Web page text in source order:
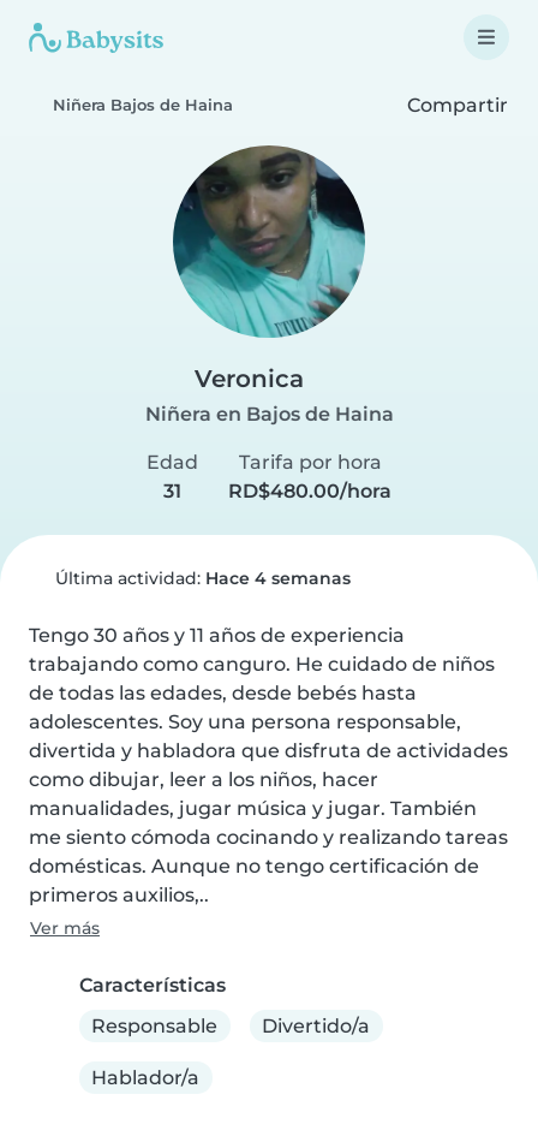
Niñera Bajos de Haina Compartir
Veronica
Niñera en Bajos de Haina
Edad
31
Tarifa por hora
RD$480.00/hora
Última actividad: Hace 4 semanas
Tengo 30 años y 11 años de experiencia
trabajando como canguro. He cuidado de niños
de todas las edades, desde bebés hasta
adolescentes. Soy una persona responsable,
divertida y habladora que disfruta de actividades
como dibujar, leer a los niños, hacer
manualidades, jugar música y jugar. También
me siento cómoda cocinando y realizando tareas
domésticas. Aunque no tengo certificación de
primeros auxilios,..
Ver más
Características
Responsable
Divertido/a
Hablador/a